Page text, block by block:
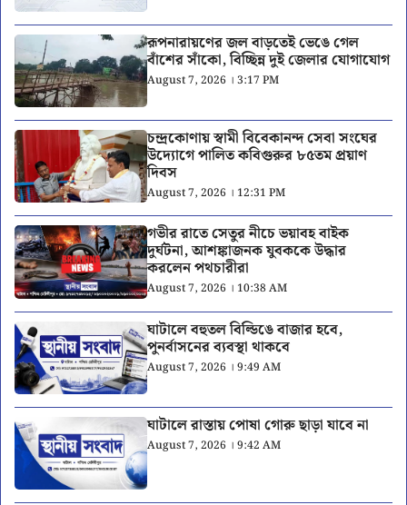
রূপনারায়ণের জল বাড়তেই ভেঙে গেল
বাঁশের সাঁকো, বিচ্ছিন্ন দুই জেলার যোগাযোগ
August 7, 2026 । 3:17 PM
চন্দ্রকোণায় স্বামী বিবেকানন্দ সেবা সংঘের
উদ্যোগে পালিত কবিগুরুর ৮৫তম প্রয়াণ
দিবস
August 7, 2026 । 12:31 PM
গভীর রাতে সেতুর নীচে ভয়াবহ বাইক
দুর্ঘটনা, আশঙ্কাজনক যুবককে উদ্ধার
করলেন পথচারীরা
August 7, 2026 । 10:38 AM
ঘাটালে বহুতল বিল্ডিঙে বাজার হবে,
পুনর্বাসনের ব্যবস্থা থাকবে
August 7, 2026 । 9:49 AM
ঘাটালে রাস্তায় পোষা গোরু ছাড়া যাবে না
August 7, 2026 । 9:42 AM